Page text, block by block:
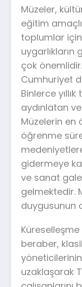
Müzeler,
eğitim
toplumlar
çok
Cumhuriyet
Binlerce
aydınlatan
Müzelerin en
öğrenme
gidermeye
ve sanat
gelmektedir.
duygusunun
beraber,
uzaklaşarak